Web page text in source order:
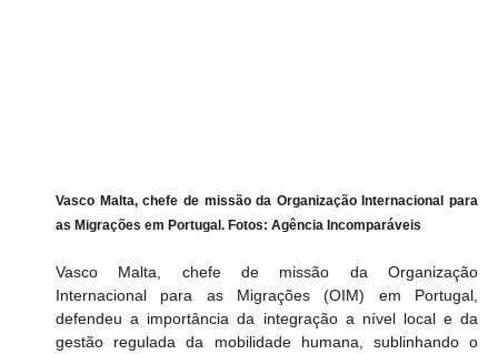
Vasco Malta, chefe de missão da Organização Internacional para
as Migrações em Portugal. Fotos: Agência Incomparáveis
Vasco Malta, chefe de missão da Organização
Internacional para as Migrações (OIM) em Portugal,
defendeu a importância da integração a nível local e da
gestão regulada da mobilidade humana, sublinhando o